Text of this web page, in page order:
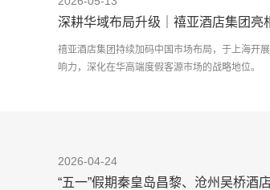
深耕华域布局升级｜禧亚酒店集团
禧亚酒店集团持续加码中国市场布局，于上海开
响力，深化在华高端度假客源市场的战略地位。
2026-04-24
“五一”假期秦皇岛昌黎、沧州吴桥酒